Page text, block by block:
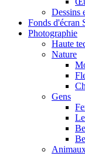
Dessins
Fonds d'écran
Photographie
Haute
Nature
Gens